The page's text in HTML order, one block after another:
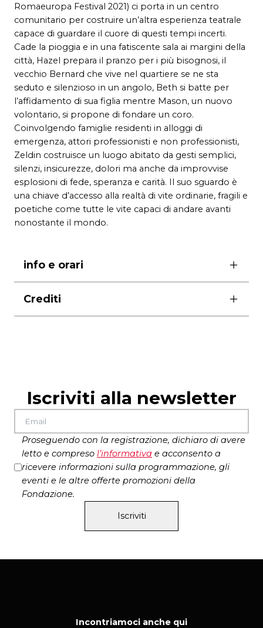
Romaeuropa Festival 2021) ci porta in un centro
comunitario per costruire un’altra esperienza teatrale
capace di guardare il cuore di questi tempi incerti.
Cade la pioggia e in una fatiscente sala ai margini della
città, Hazel prepara il pranzo per i più bisognosi, il
vecchio Bernard che vive nel quartiere se ne sta
seduto e silenzioso in un angolo, Beth si batte per
l’affidamento di sua figlia mentre Mason, un nuovo
volontario, si propone di fondare un coro.
Coinvolgendo famiglie residenti in alloggi di
emergenza, attori professionisti e non professionisti,
Zeldin costruisce un luogo abitato da gesti semplici,
silenzi, insicurezze, dolori ma anche da improvvise
esplosioni di fede, speranza e carità. Il suo sguardo è
una chiave d’accesso alla realtà di vite ordinarie, fragili e
poetiche come tutte le vite capaci di andare avanti
nonostante il mondo.
info e orari
giovedì e venerdì ore 21.00
sabato ore 19.00
domenica ore 17.00
Crediti
assistente alla messa in scena Josh Seymour
collaborazione alle luci Breandon Ansdell
corealizzazione Teatro di Roma – Teatro
Nazionale e Romaeuropa Festival 2022
Iscriviti alla newsletter
Proseguendo con la registrazione, dichiaro di avere
letto e compreso l’informativa e acconsento a
ricevere informazioni sulla programmazione, gli
eventi e le altre offerte promozioni della
Fondazione.
Iscriviti
Incontriamoci anche qui